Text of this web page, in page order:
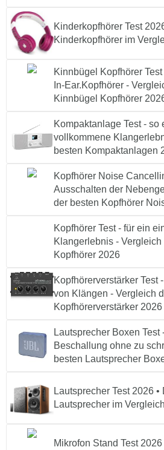
Kinderkopfhörer Test
Kinderkopfhörer im
Kinnbügel Kopfhörer
In-Ear.Kopfhörer -
Kinnbügel Kopfhörer
Kompaktanlage Test - so
vollkommene
besten Kompaktanlagen
Kopfhörer Noise
Ausschalten der
der besten Kopfhörer
Kopfhörer Test - für ein
Klangerlebnis - Vergleich
Kopfhörer 2026
Kopfhörerverstärker Test
von Klängen - Vergleich
Kopfhörerverstärker 2026
Lautsprecher Boxen Test
Beschallung ohne zu
besten Lautsprecher
Lautsprecher Test 2026
Lautsprecher im Vergleich
Mikrofon Stand Test